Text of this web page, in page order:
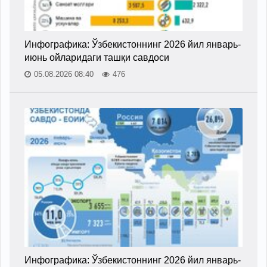
Инфографика: Ўзбекистоннинг 2026 йил январь-
июнь ойларидаги ташқи савдоси
05.08.2026 08:40 476
Инфографика: Ўзбекистоннинг 2026 йил январь-